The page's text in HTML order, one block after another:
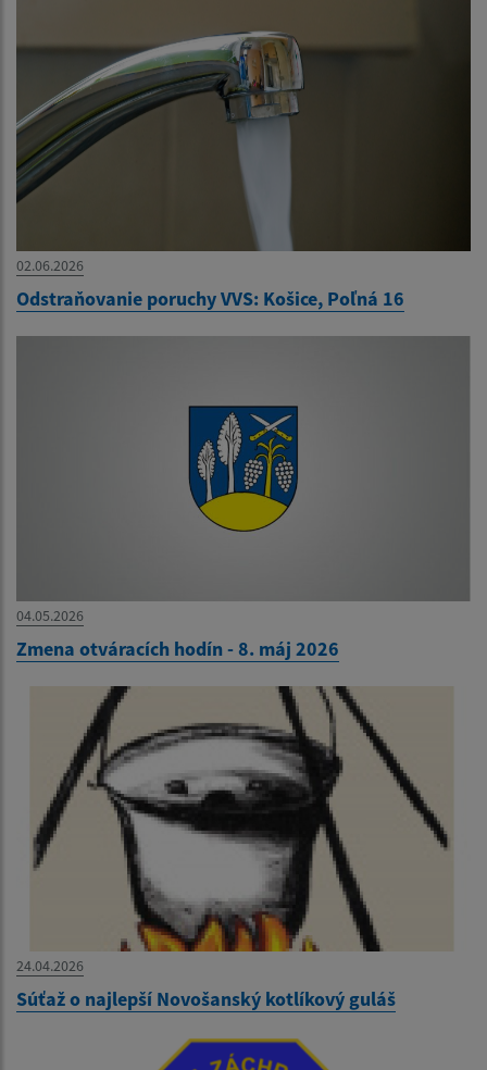
02.06.2026
Odstraňovanie poruchy VVS: Košice, Poľná 16
04.05.2026
Zmena otváracích hodín - 8. máj 2026
24.04.2026
Súťaž o najlepší Novošanský kotlíkový guláš